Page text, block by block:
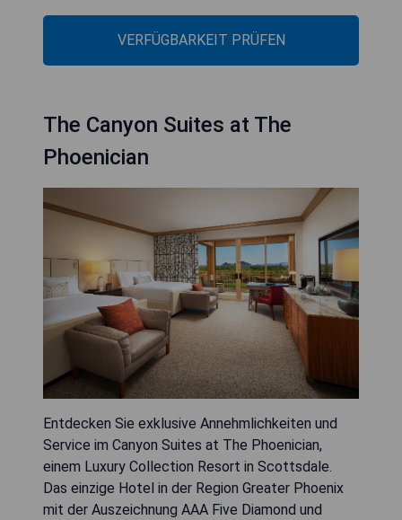
VERFÜGBARKEIT PRÜFEN
The Canyon Suites at The
Phoenician
Entdecken Sie exklusive Annehmlichkeiten und
Service im Canyon Suites at The Phoenician,
einem Luxury Collection Resort in Scottsdale.
Das einzige Hotel in der Region Greater Phoenix
mit der Auszeichnung AAA Five Diamond und